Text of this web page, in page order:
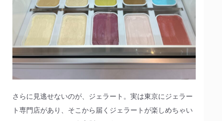
さらに見逃せないのが、ジェラート。実は東京にジェラー
ト専門店があり、そこから届くジェラートが楽しめちゃい